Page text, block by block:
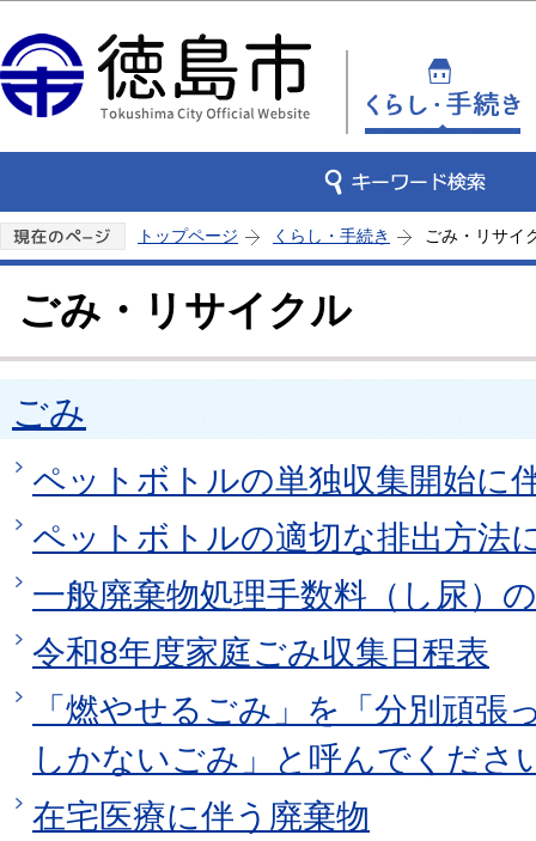
トップページ くらし・手続き ごみ・リサイ
ごみ・リサイクル
ごみ
ペットボトルの単独収集開始に
ペットボトルの適切な排出方法
一般廃棄物処理手数料（し尿）
令和8年度家庭ごみ収集日程表
「燃やせるごみ」を「分別頑張
しかないごみ」と呼んでくださ
在宅医療に伴う廃棄物